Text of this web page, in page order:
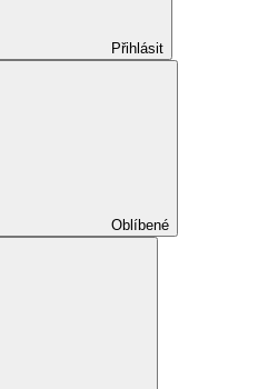
Přihlásit
Oblíbené